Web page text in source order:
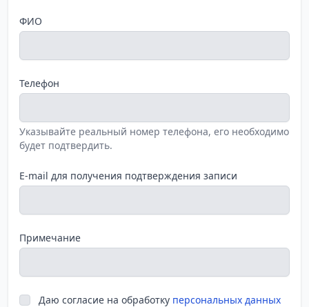
ФИО
Телефон
Указывайте реальный номер телефона, его необходимо
будет подтвердить.
E-mail для получения подтверждения записи
Примечание
Даю согласие на обработку персональных данных